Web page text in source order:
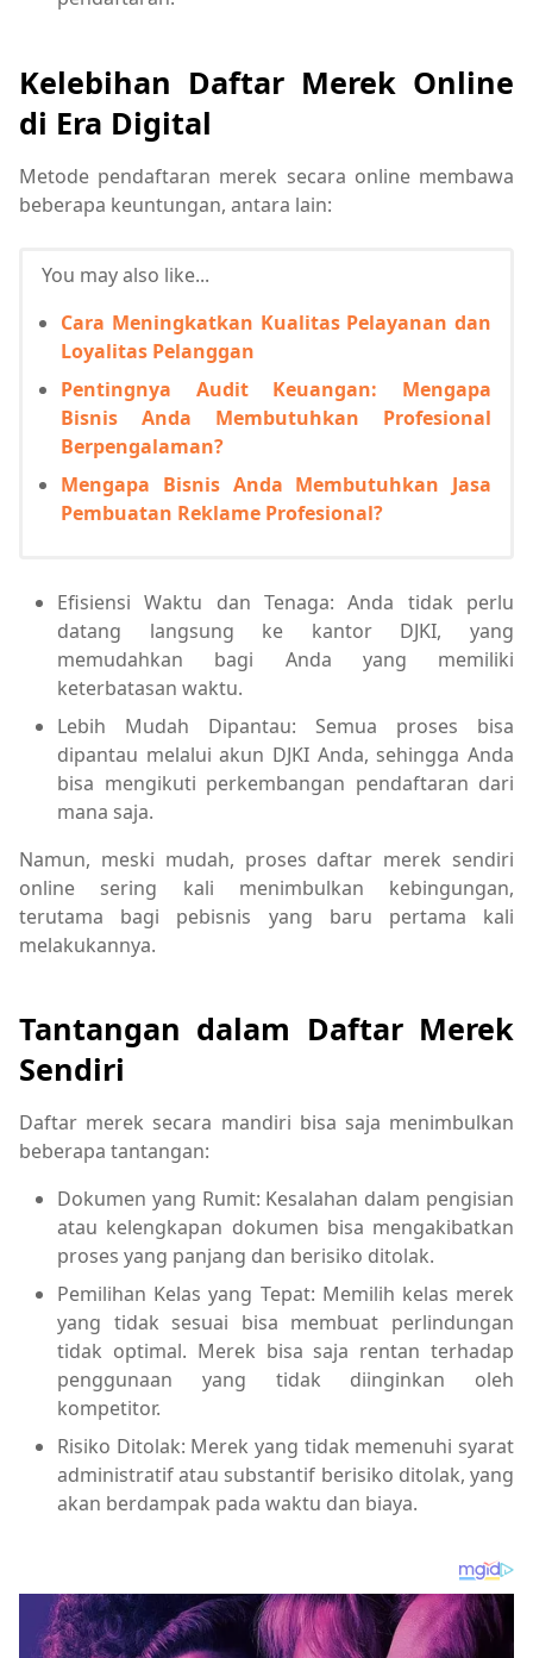
Kelebihan Daftar Merek Online
di Era Digital
Metode pendaftaran merek secara online membawa
beberapa keuntungan, antara lain:
You may also like...
Cara Meningkatkan Kualitas Pelayanan dan
Loyalitas Pelanggan
Pentingnya Audit Keuangan: Mengapa
Bisnis Anda Membutuhkan Profesional
Berpengalaman?
Mengapa Bisnis Anda Membutuhkan Jasa
Pembuatan Reklame Profesional?
Efisiensi Waktu dan Tenaga: Anda tidak perlu
datang langsung ke kantor DJKI, yang
memudahkan bagi Anda yang memiliki
keterbatasan waktu.
Lebih Mudah Dipantau: Semua proses bisa
dipantau melalui akun DJKI Anda, sehingga Anda
bisa mengikuti perkembangan pendaftaran dari
mana saja.
Namun, meski mudah, proses daftar merek sendiri
online sering kali menimbulkan kebingungan,
terutama bagi pebisnis yang baru pertama kali
melakukannya.
Tantangan dalam Daftar Merek
Sendiri
Daftar merek secara mandiri bisa saja menimbulkan
beberapa tantangan:
Dokumen yang Rumit: Kesalahan dalam pengisian
atau kelengkapan dokumen bisa mengakibatkan
proses yang panjang dan berisiko ditolak.
Pemilihan Kelas yang Tepat: Memilih kelas merek
yang tidak sesuai bisa membuat perlindungan
tidak optimal. Merek bisa saja rentan terhadap
penggunaan yang tidak diinginkan oleh
kompetitor.
Risiko Ditolak: Merek yang tidak memenuhi syarat
administratif atau substantif berisiko ditolak, yang
akan berdampak pada waktu dan biaya.